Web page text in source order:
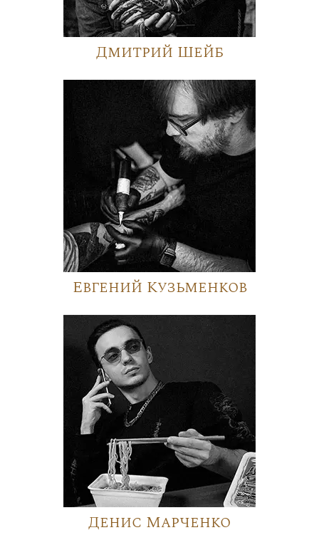
Дмитрий Шейб
Евгений Кузьменков
Денис Марченко